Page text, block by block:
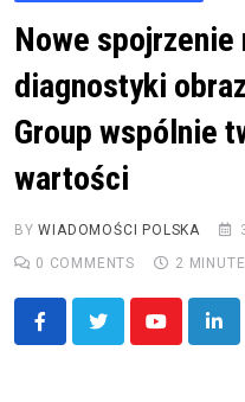
Nowe spojrzenie
diagnostyki
Group wspólnie
wartości
BYWIADOMOŚCI POLSKA
0 COMMENTS 2
Youtube